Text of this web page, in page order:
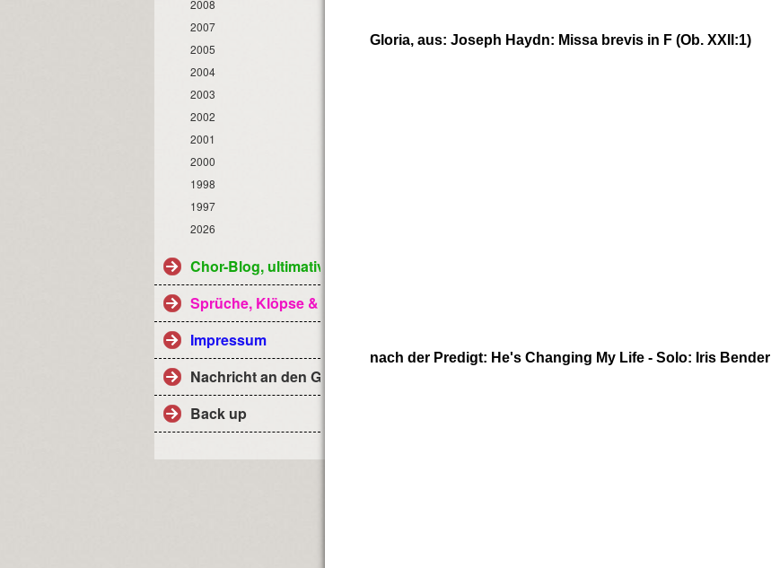
2008
2007
2005
2004
2003
2002
2001
2000
1998
1997
2026
Chor-Blog, ultimativ
Sprüche, Klöpse & Co
Impressum
Nachricht an den Geistlichen Chor
Back up
Gloria, aus: Joseph Haydn: Missa brevis in F (Ob. XXII:1)
nach der Predigt: He's Changing My Life - Solo: Iris Bender